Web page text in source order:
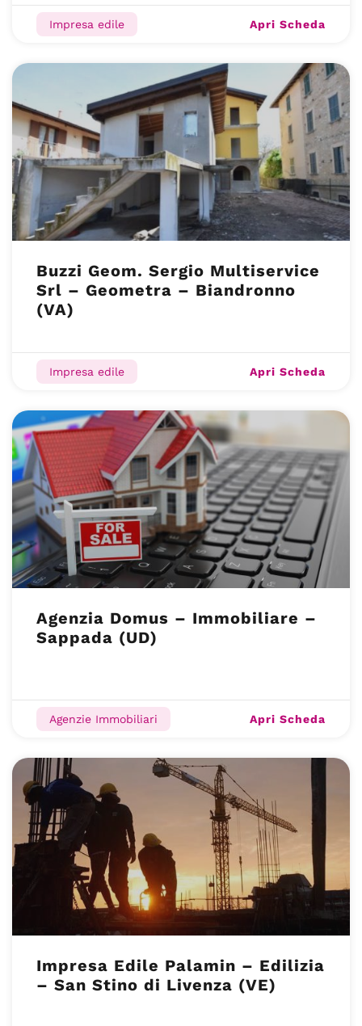
Impresa edile Apri Scheda
Buzzi Geom. Sergio Multiservice
Srl – Geometra – Biandronno
(VA)
Impresa edile Apri Scheda
Agenzia Domus – Immobiliare –
Sappada (UD)
Agenzie Immobiliari Apri Scheda
Impresa Edile Palamin – Edilizia
– San Stino di Livenza (VE)